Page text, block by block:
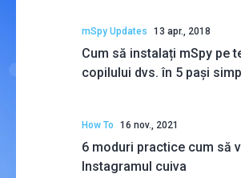
mSpy Updates 13 apr., 2018
Cum să instalați mSpy pe
copilului dvs. în 5 pași
How To 16 nov., 2021
6 moduri practice cum să
Instagramul cuiva